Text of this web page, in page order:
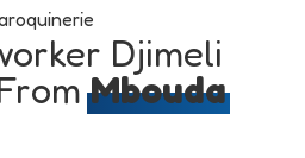
Djimeli
Mbouda